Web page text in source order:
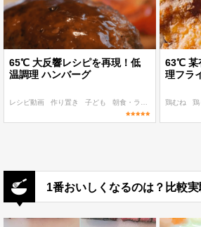
65℃ 大反響レシピを再現！低
温調理 ハンバーグ
レシピ動画 作り置き 子ども 朝食・ランチ ディナー
63℃ 某
理フラ
鶏むね 鶏
1番おいしくなるのは？比較実